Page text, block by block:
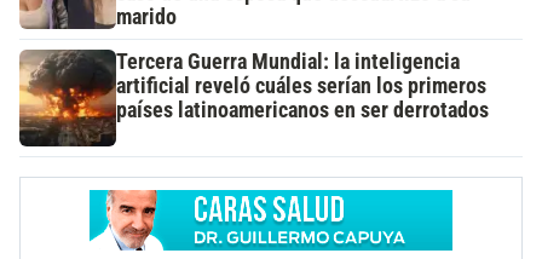
marido
Tercera Guerra Mundial: la inteligencia
artificial reveló cuáles serían los primeros
países latinoamericanos en ser derrotados